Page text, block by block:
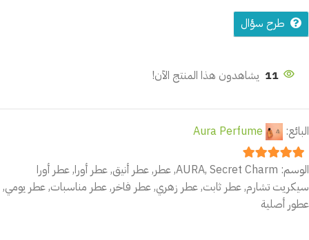
طرح سؤال
11 يشاهدون هذا المنتج الآن!
البائع: Aura Perfume
5
out of 5
الوسم: AURA, Secret Charm
,عطر,عطر أنيق,عطر أورا,عطر أورا
سيكريت تشارم,عطر ثابت,عطر زهري,عطر فاخر,عطر مناسبات,عطر يومي,
عطور أصلية